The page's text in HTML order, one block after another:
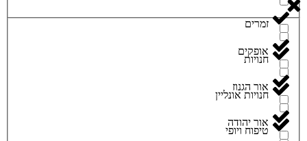
זמרים
חנויות
חנויות אונליין
טיפוח ויופי
אופקים
אור הגנוז
אור יהודה